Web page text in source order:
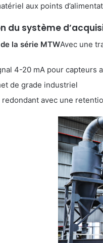
aux points
du système
la série MTWAvec une
4-20 mA pour capteurs
de grade industriel
avec une